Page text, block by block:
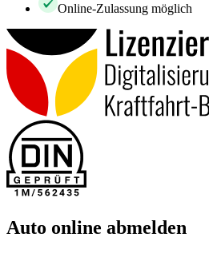
Online-Zulassung möglich
Auto online abmelden